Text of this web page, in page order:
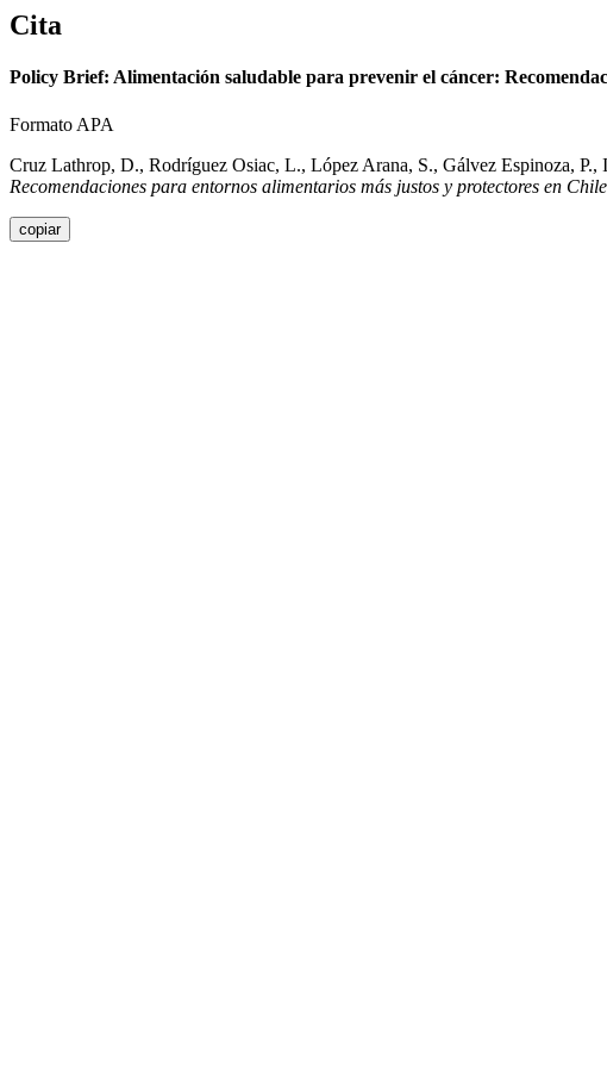
Cita
Policy Brief: Alimentación saludable para prevenir el cáncer:
Formato APA
Cruz Lathrop, D., Rodríguez Osiac, L., López Arana, S., Gálvez Espinoza,
Recomendaciones para entornos alimentarios más justos y protectores en
copiar